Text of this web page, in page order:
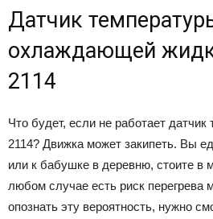
Датчик
охлаждающей
2114
Что будет, если не работает
2114? Движка может закипеть. Вы
или к бабушке в деревню, стоите в
любом случае есть риск перегрева
опознать эту вероятность, нужно